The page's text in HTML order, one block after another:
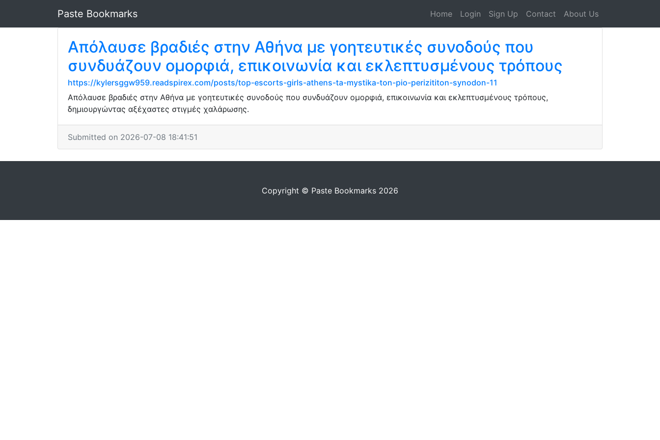
Paste Bookmarks Home Login Sign Up Contact About Us
Απόλαυσε βραδιές στην Αθήνα με γοητευτικές συνοδούς που
συνδυάζουν ομορφιά, επικοινωνία και εκλεπτυσμένους τρόπους
https://kylersggw959.readspirex.com/posts/top-escorts-girls-athens-ta-mystika-ton-pio-perizititon-synodon-11
Απόλαυσε βραδιές στην Αθήνα με γοητευτικές συνοδούς που συνδυάζουν ομορφιά, επικοινωνία και εκλεπτυσμένους τρόπους,
δημιουργώντας αξέχαστες στιγμές χαλάρωσης.
Submitted on 2026-07-08 18:41:51
Copyright © Paste Bookmarks 2026